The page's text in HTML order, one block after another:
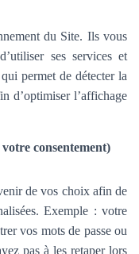
du Site. Ils vous
ses services et
permet de détecter la
d’optimiser l’affichage
consentement)
de vos choix afin de
Exemple : votre
vos mots de passe ou
pas à les retaper lors